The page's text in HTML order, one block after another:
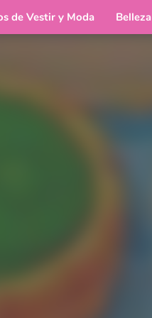
de Vestir y Moda Belleza